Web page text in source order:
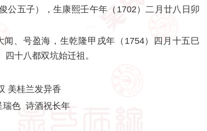
公五子），生康熙壬午年（1702）二月廿八日卯
、号盈海，生乾隆甲戌年（1754）四月十五巳
十八都双坑始迁祖。
美桂兰发异香
色 诗酒祝长年